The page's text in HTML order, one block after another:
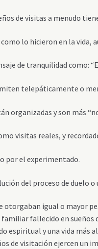
de visitas a menudo
lo hicieron en la vida,
de tranquilidad como:
telepáticamente o
organizadas y son más
visitas reales, y
por el experimentado.
del proceso de duelo
otorgaban igual o mayor
fallecido en
espiritual y una vida más
de visitación ejercen un